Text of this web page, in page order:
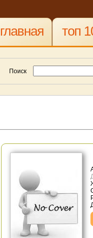
главная топ
Поиск